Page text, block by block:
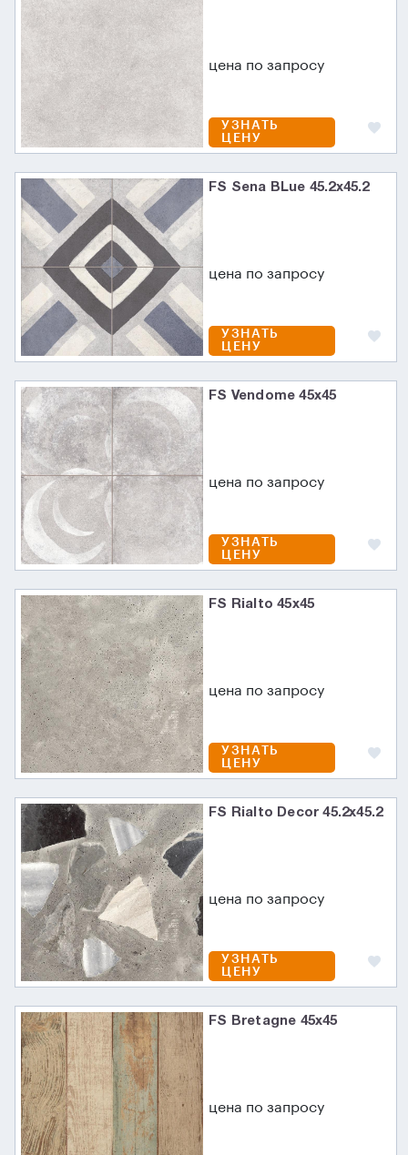
цена по запросу
УЗНАТЬ
ЦЕНУ
FS Sena BLue 45.2x45.2
цена по запросу
УЗНАТЬ
ЦЕНУ
FS Vendome 45x45
цена по запросу
УЗНАТЬ
ЦЕНУ
FS Rialto 45x45
цена по запросу
УЗНАТЬ
ЦЕНУ
FS Rialto Decor 45.2x45.2
цена по запросу
УЗНАТЬ
ЦЕНУ
FS Bretagne 45x45
цена по запросу